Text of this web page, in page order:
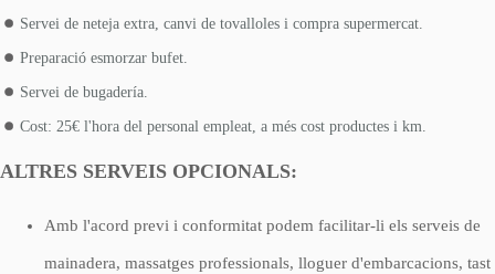
Servei de neteja extra, canvi de tovalloles i compra supermercat.
Preparació esmorzar bufet.
Servei de bugadería.
Cost: 25€ l'hora del personal empleat, a més cost productes i km.
ALTRES SERVEIS OPCIONALS:
Amb l'acord previ i conformitat podem facilitar-li els serveis de
mainadera, massatges professionals, lloguer d'embarcacions, tast